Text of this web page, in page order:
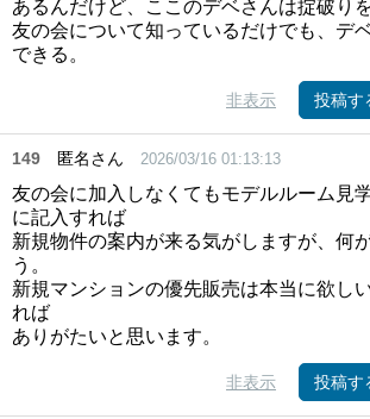
あるんだけど、ここのデベさんは掟破り
友の会について知っているだけでも、デ
できる。
非表示 投稿す
149 匿名さん 2026/03/16 01:13:13
友の会に加入しなくてもモデルルーム見
に記入すれば
新規物件の案内が来る気がしますが、何
う。
新規マンションの優先販売は本当に欲し
れば
ありがたいと思います。
非表示 投稿す